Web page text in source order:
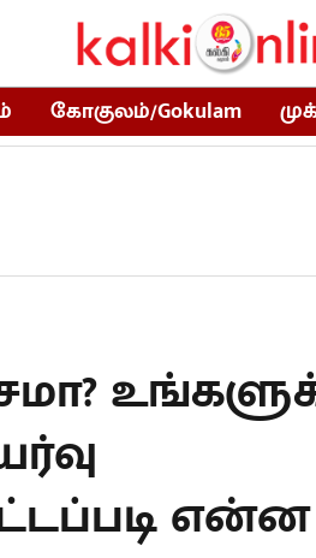
கோகுலம்/Gokulam
என்ன